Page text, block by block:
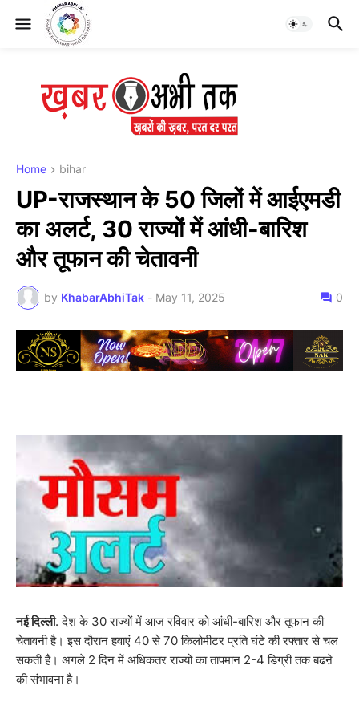
Home bihar
UP-राजस्थान के 50 जिलों में आईएमडी
का अलर्ट, 30 राज्यों में आंधी-बारिश
और तूफान की चेतावनी
by KhabarAbhiTak - May 11, 2025 0
नई दिल्ली. देश के 30 राज्यों में आज रविवार को आंधी-बारिश और तूफान की
चेतावनी है। इस दौरान हवाएं 40 से 70 किलोमीटर प्रति घंटे की रफ्तार से चल
सकती हैं। अगले 2 दिन में अधिकतर राज्यों का तापमान 2-4 डिग्री तक बढऩे
की संभावना है।